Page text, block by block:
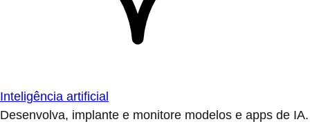
Inteligência artificial
Desenvolva, implante e monitore modelos e apps de IA.